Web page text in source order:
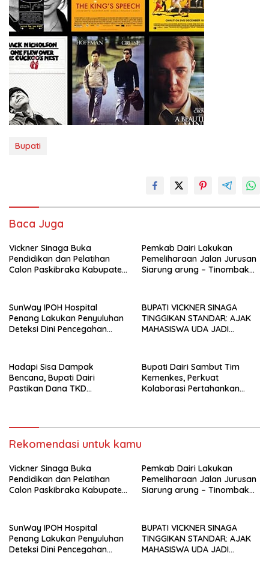
Bupati
Baca Juga
Vickner Sinaga Buka
Pendidikan dan Pelatihan
Calon Paskibraka Kabupaten
Pemkab Dairi Lakukan
Pemeliharaan Jalan Jurusan
Siarung arung – Tinombak
SunWay IPOH Hospital
Penang Lakukan Penyuluhan
Deteksi Dini Pencegahan
BUPATI VICKNER SINAGA
TINGGIKAN STANDAR: AJAK
MAHASISWA UDA JADI
LUNTUR ZAMAN
Hadapi Sisa Dampak
Bencana, Bupati Dairi
Pastikan Dana TKD
Bupati Dairi Sambut Tim
Kemenkes, Perkuat
Kolaborasi Pertahankan
Rekomendasi untuk kamu
Vickner Sinaga Buka
Pendidikan dan Pelatihan
Calon Paskibraka Kabupaten
Pemkab Dairi Lakukan
Pemeliharaan Jalan Jurusan
Siarung arung – Tinombak
SunWay IPOH Hospital
Penang Lakukan Penyuluhan
Deteksi Dini Pencegahan
BUPATI VICKNER SINAGA
TINGGIKAN STANDAR: AJAK
MAHASISWA UDA JADI